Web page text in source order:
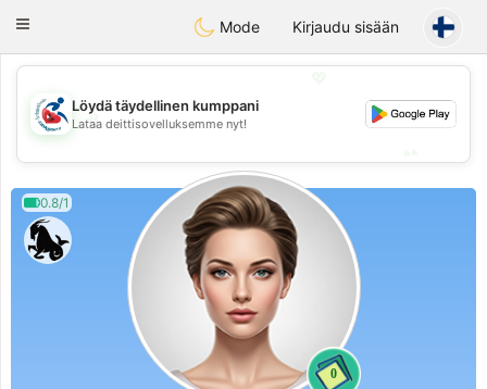
Handi Space
Toggle
Mode Kirjaudu sisään
💖
💕
Löydä täydellinen kumppani
Lataa deittisovelluksemme nyt!
0.8/1
0